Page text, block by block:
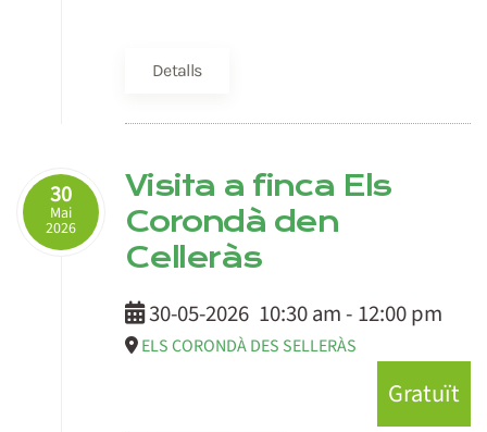
Detalls
30
Mai
2026
Visita a finca Els
Corondà den
Celleràs
30-05-2026 10:30 am- 12:00 pm
ELS CORONDÀ DES SELLERÀS
Gratuït